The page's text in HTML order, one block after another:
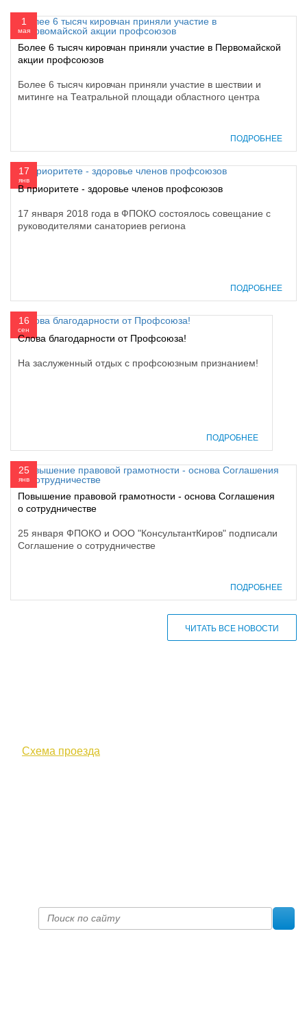
1
мая
Более 6 тысяч кировчан приняли участие в Первомайской
акции профсоюзов
Более 6 тысяч кировчан приняли участие в шествии и
митинге на Театральной площади областного центра
ПОДРОБНЕЕ
17
янв
В приоритете - здоровье членов профсоюзов
17 января 2018 года в ФПОКО состоялось совещание с
руководителями санаториев региона
ПОДРОБНЕЕ
16
сен
Слова благодарности от Профсоюза!
На заслуженный отдых с профсоюзным признанием!
ПОДРОБНЕЕ
25
янв
Повышение правовой грамотности - основа Соглашения
о сотрудничестве
25 января ФПОКО и ООО "КонсультантКиров" подписали
Соглашение о сотрудничестве
ПОДРОБНЕЕ
ЧИТАТЬ ВСЕ НОВОСТИ
Схема проезда